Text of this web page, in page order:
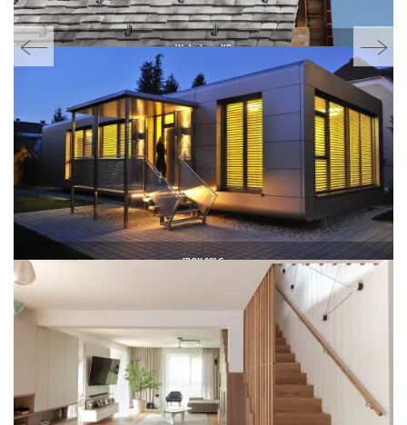
Wohn­haus KB
[BOX 09] G